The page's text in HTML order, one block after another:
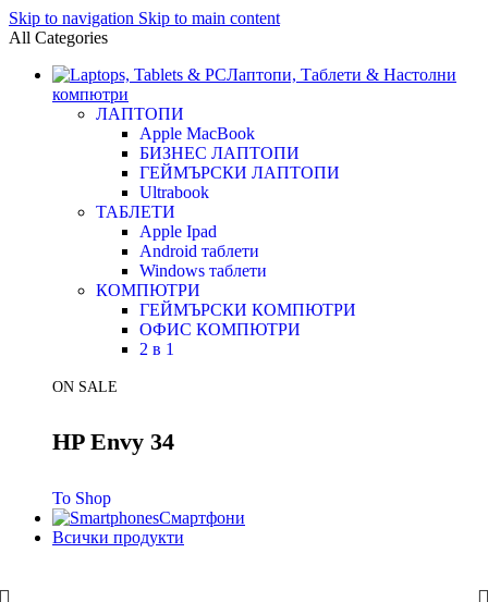
Skip to navigation Skip to main content
All Categories
Лаптопи, Таблети & Настолни
компютри
ЛАПТОПИ
Apple MacBook
БИЗНЕС ЛАПТОПИ
ГЕЙМЪРСКИ ЛАПТОПИ
Ultrabook
ТАБЛЕТИ
Apple Ipad
Android таблети
Windows таблети
КОМПЮТРИ
ГЕЙМЪРСКИ КОМПЮТРИ
ОФИС КОМПЮТРИ
2 в 1
ON SALE
HP Envy 34
To Shop
Смартфони
Всички продукти